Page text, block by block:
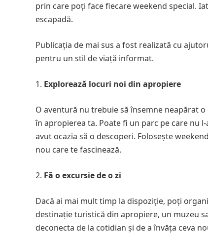
prin care poți face fiecare weekend special.
escapadă.
Publicația de mai sus a fost realizată cu
pentru un stil de viață informat.
Explorează locuri noi din apropiere
O aventură nu trebuie să însemne neapărat
în apropierea ta. Poate fi un parc pe care nu
avut ocazia să o descoperi. Folosește
nou care te fascinează.
Fă o excursie de o zi
Dacă ai mai mult timp la dispoziție, poți
destinație turistică din apropiere, un muzeu
deconecta de la cotidian și de a învăța ceva